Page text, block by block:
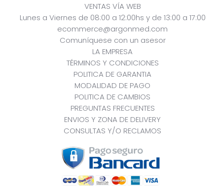
VENTAS VÍA WEB
Lunes a Viernes de 08:00 a 12:00hs y de 13:00 a 17:00
ecommerce@argonmed.com
Comuníquese con un asesor
LA EMPRESA
TÉRMINOS Y CONDICIONES
POLITICA DE GARANTIA
MODALIDAD DE PAGO
POLITICA DE CAMBIOS
PREGUNTAS FRECUENTES
ENVIOS Y ZONA DE DELIVERY
CONSULTAS Y/O RECLAMOS